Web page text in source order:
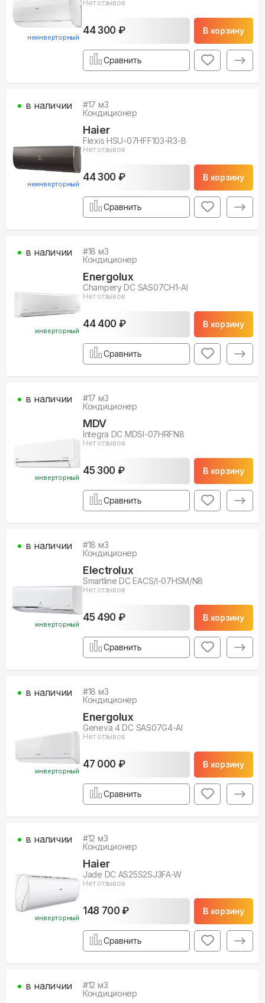
неинверторный
Нет отзывов
44 300 ₽ В корзину
Сравнить
неинверторный
#17 м3
Кондиционер
Haier
Flexis HSU-07HFF103-R3-B
Нет отзывов
44 300 ₽ В корзину
в наличии
Сравнить
инверторный
#18 м3
Кондиционер
Energolux
Champery DC SAS07CH1-AI
Нет отзывов
44 400 ₽ В корзину
в наличии
Сравнить
инверторный
#17 м3
Кондиционер
MDV
Integra DC MDSI-07HRFN8
Нет отзывов
45 300 ₽ В корзину
в наличии
Сравнить
инверторный
#18 м3
Кондиционер
Electrolux
Smartline DC EACS/I-07HSM/N8
Нет отзывов
45 490 ₽ В корзину
в наличии
Сравнить
инверторный
#18 м3
Кондиционер
Energolux
Geneva 4 DC SAS07G4-AI
Нет отзывов
47 000 ₽ В корзину
в наличии
Сравнить
инверторный
#12 м3
Кондиционер
Haier
Jade DC AS25S2SJ3FA-W
Нет отзывов
148 700 ₽ В корзину
в наличии
Сравнить
#12 м3
Кондиционер
в наличии